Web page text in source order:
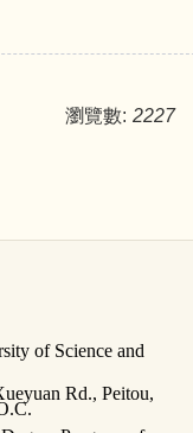
瀏覽數: 2227
of Science and
Rd., Peitou,